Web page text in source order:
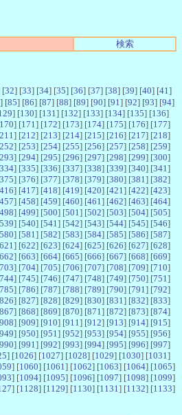
検索
[32] [33] [34] [35] [36] [37] [38] [39] [40] [41 ]
] [85] [86] [87] [88] [89] [90] [91 ] [92] [93] [94]
] [130] [131 ] [132] [133] [134] [135] [136]
] [171 ] [172] [173] [174] [175] [176] [177]
] [212] [213] [214] [215] [216] [217] [218]
] [253] [254] [255] [256] [257] [258] [259]
] [294] [295] [296] [297] [298] [299] [300]
] [335] [336] [337] [338] [339] [340] [341 ]
] [376] [377] [378] [379] [380] [381 ] [382]
] [417] [418] [419] [420] [421 ] [422] [423]
] [458] [459] [460] [461 ] [462] [463] [464]
] [499] [500] [501 ] [502] [503] [504] [505]
] [540] [541 ] [542] [543] [544] [545] [546]
] [581 ] [582] [583] [584] [585] [586] [587]
] [622] [623] [624] [625] [626] [627] [628]
] [663] [664] [665] [666] [667] [668] [669]
] [704] [705] [706] [707] [708] [709] [710]
] [745] [746] [747] [748] [749] [750] [751 ]
] [786] [787] [788] [789] [790] [791 ] [792]
] [827] [828] [829] [830] [831 ] [832] [833]
] [868] [869] [870] [871 ] [872] [873] [874]
] [909] [910] [911 ] [912] [913] [914] [915]
] [950] [951 ] [952] [953] [954] [955] [956]
] [991 ] [992] [993] [994] [995] [996] [997]
] [1026] [1027] [1028] [1029] [1030] [1031 ]
] [1060] [1061 ] [1062] [1063] [1064] [1065]
] [1094] [1095] [1096] [1097] [1098] [1099]
] [1128] [1129] [1130] [1131 ] [1132] [1133]